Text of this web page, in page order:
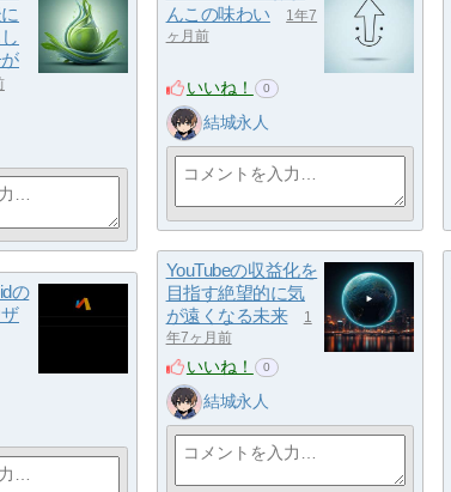
んこの味わい
1年7
ヶ月前
いいね！ 0
結城永人
YouTubeの収益化を
目指す絶望的に気
が遠くなる未来
1
年7ヶ月前
いいね！ 0
結城永人
の